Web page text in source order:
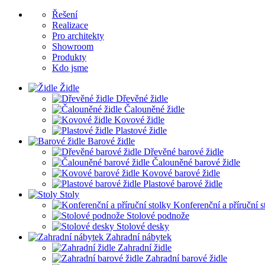
Řešení
Realizace
Pro architekty
Showroom
Produkty
Kdo jsme
Židle
Dřevěné židle
Čalouněné židle
Kovové židle
Plastové židle
Barové židle
Dřevěné barové židle
Čalouněné barové židle
Kovové barové židle
Plastové barové židle
Stoly
Konferenční a příruční
Stolové podnože
Stolové desky
Zahradní nábytek
Zahradní židle
Zahradní barové židle